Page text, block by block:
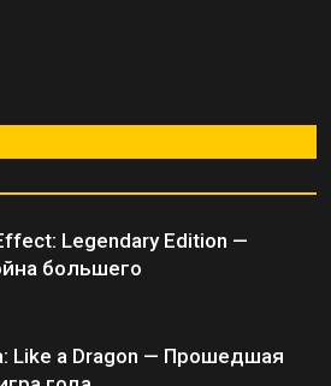
Legendary Edition —
большего
Like a Dragon — Прошедшая